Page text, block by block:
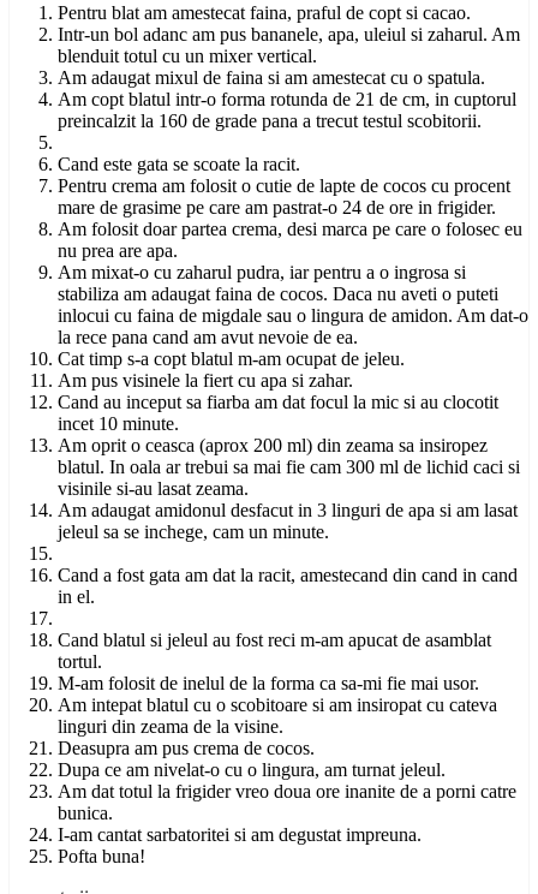
Pentru blat am amestecat faina, praful de copt si cacao.
Intr-un bol adanc am pus bananele, apa, uleiul si zaharul. Am
blenduit totul cu un mixer vertical.
Am adaugat mixul de faina si am amestecat cu o spatula.
Am copt blatul intr-o forma rotunda de 21 de cm, in cuptorul
preincalzit la 160 de grade pana a trecut testul scobitorii.
Cand este gata se scoate la racit.
Pentru crema am folosit o cutie de lapte de cocos cu procent
mare de grasime pe care am pastrat-o 24 de ore in frigider.
Am folosit doar partea crema, desi marca pe care o folosec eu
nu prea are apa.
Am mixat-o cu zaharul pudra, iar pentru a o ingrosa si
stabiliza am adaugat faina de cocos. Daca nu aveti o puteti
inlocui cu faina de migdale sau o lingura de amidon. Am dat-o
la rece pana cand am avut nevoie de ea.
Cat timp s-a copt blatul m-am ocupat de jeleu.
Am pus visinele la fiert cu apa si zahar.
Cand au inceput sa fiarba am dat focul la mic si au clocotit
incet 10 minute.
Am oprit o ceasca (aprox 200 ml) din zeama sa insiropez
blatul. In oala ar trebui sa mai fie cam 300 ml de lichid caci si
visinile si-au lasat zeama.
Am adaugat amidonul desfacut in 3 linguri de apa si am lasat
jeleul sa se inchege, cam un minute.
Cand a fost gata am dat la racit, amestecand din cand in cand
in el.
Cand blatul si jeleul au fost reci m-am apucat de asamblat
tortul.
M-am folosit de inelul de la forma ca sa-mi fie mai usor.
Am intepat blatul cu o scobitoare si am insiropat cu cateva
linguri din zeama de la visine.
Deasupra am pus crema de cocos.
Dupa ce am nivelat-o cu o lingura, am turnat jeleul.
Am dat totul la frigider vreo doua ore inanite de a porni catre
bunica.
I-am cantat sarbatoritei si am degustat impreuna.
Pofta buna!